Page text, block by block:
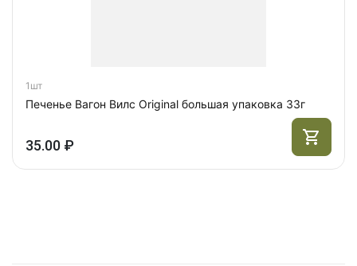
1шт
Печенье Вагон Вилс Original большая упаковка 33г
35.00 ₽